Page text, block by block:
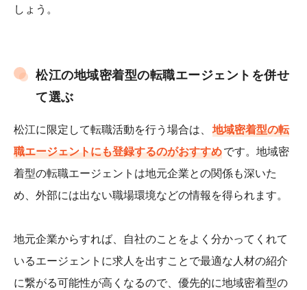
しょう。
松江の地域密着型の転職エージェントを併せ
て選ぶ
松江に限定して転職活動を行う場合は、 地域密着型の転
職エージェントにも登録するのがおすすめです。地域密
着型の転職エージェントは地元企業との関係も深いた
め、外部には出ない職場環境などの情報を得られます。
地元企業からすれば、自社のことをよく分かってくれて
いるエージェントに求人を出すことで最適な人材の紹介
に繋がる可能性が高くなるので、優先的に地域密着型の